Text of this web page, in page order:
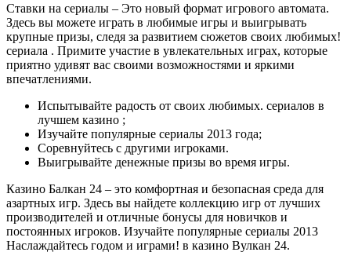
Ставки на сериалы – Это новый формат игрового автомата.
Здесь вы можете играть в любимые игры и выигрывать
крупные призы, следя за развитием сюжетов своих любимых!
сериала . Примите участие в увлекательных играх, которые
приятно удивят вас своими возможностями и яркими
впечатлениями.
Испытывайте радость от своих любимых. сериалов в
лучшем казино ;
Изучайте популярные сериалы 2013 года;
Соревнуйтесь с другими игроками.
Выигрывайте денежные призы во время игры.
Казино Балкан 24 – это комфортная и безопасная среда для
азартных игр. Здесь вы найдете коллекцию игр от лучших
производителей и отличные бонусы для новичков и
постоянных игроков. Изучайте популярные сериалы 2013
Наслаждайтесь годом и играми! в казино Вулкан 24.